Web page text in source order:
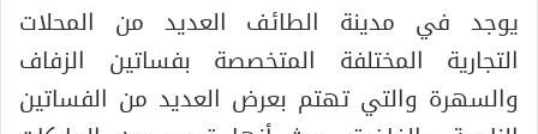
يوجد في مدينة الطائف العديد من المحلات
التجارية المختلفة المتخصصة بفساتين الزفاف
والسهرة والتي تهتم بعرض العديد من الفساتين